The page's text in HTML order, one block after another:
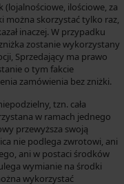
(lojalnościowe, ilościowe, za
można skorzystać tylko raz,
inaczej. W przypadku
zostanie wykorzystany
Sprzedający ma prawo
o tym fakcie
zamówienia bez zniżki.
tzn. cała
w ramach jednego
przewyższa swoją
nie podlega zwrotowi, ani
ani w postaci środków
wymianie na środki
wykorzystać